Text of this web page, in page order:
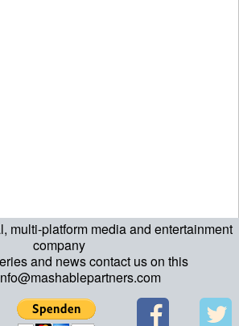
multi-platform media and entertainment
company
and news contact us on this